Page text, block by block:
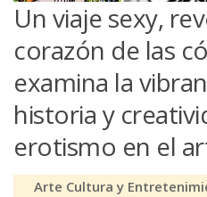
Un viaje sexy,
corazón de las
examina la
historia y
erotismo en el
Arte Cultura y